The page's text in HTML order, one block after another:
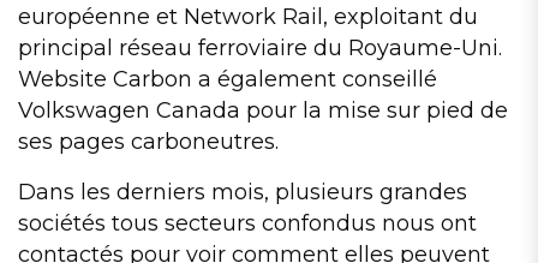
européenne et Network Rail, exploitant du
principal réseau ferroviaire du Royaume-Uni.
Website Carbon a également conseillé
Volkswagen Canada pour la mise sur pied de
ses pages carboneutres.
Dans les derniers mois, plusieurs grandes
sociétés tous secteurs confondus nous ont
contactés pour voir comment elles peuvent